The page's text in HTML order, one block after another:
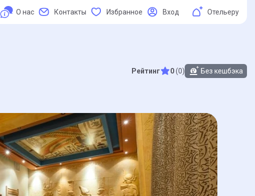
О нас Контакты Избранное Вход Отельеру
Рейтинг 0(0) Без кешбэка